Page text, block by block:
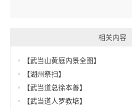
相关内容
【武当山黄庭内景全图】
【湖州祭扫】
【武当道总徐本善】
【武当道人罗教培】